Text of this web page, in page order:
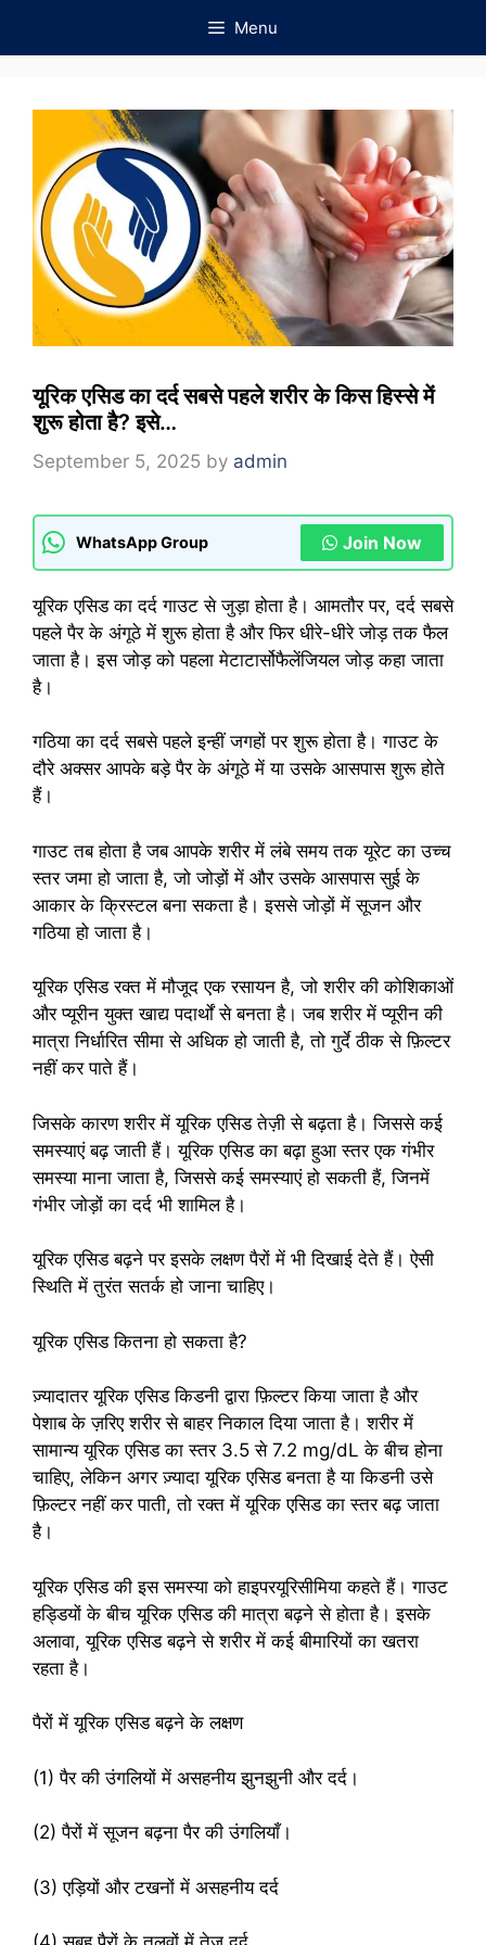
Menu
यूरिक एसिड का दर्द सबसे पहले शरीर के किस हिस्से में
शुरू होता है? इसे…
September 5, 2025 by admin
WhatsApp Group Join Now
यूरिक एसिड का दर्द गाउट से जुड़ा होता है। आमतौर पर, दर्द सबसे
पहले पैर के अंगूठे में शुरू होता है और फिर धीरे-धीरे जोड़ तक फैल
जाता है। इस जोड़ को पहला मेटाटार्सोफैलेंजियल जोड़ कहा जाता
है।
गठिया का दर्द सबसे पहले इन्हीं जगहों पर शुरू होता है। गाउट के
दौरे अक्सर आपके बड़े पैर के अंगूठे में या उसके आसपास शुरू होते
हैं।
गाउट तब होता है जब आपके शरीर में लंबे समय तक यूरेट का उच्च
स्तर जमा हो जाता है, जो जोड़ों में और उसके आसपास सुई के
आकार के क्रिस्टल बना सकता है। इससे जोड़ों में सूजन और
गठिया हो जाता है।
यूरिक एसिड रक्त में मौजूद एक रसायन है, जो शरीर की कोशिकाओं
और प्यूरीन युक्त खाद्य पदार्थों से बनता है। जब शरीर में प्यूरीन की
मात्रा निर्धारित सीमा से अधिक हो जाती है, तो गुर्दे ठीक से फ़िल्टर
नहीं कर पाते हैं।
जिसके कारण शरीर में यूरिक एसिड तेज़ी से बढ़ता है। जिससे कई
समस्याएं बढ़ जाती हैं। यूरिक एसिड का बढ़ा हुआ स्तर एक गंभीर
समस्या माना जाता है, जिससे कई समस्याएं हो सकती हैं, जिनमें
गंभीर जोड़ों का दर्द भी शामिल है।
यूरिक एसिड बढ़ने पर इसके लक्षण पैरों में भी दिखाई देते हैं। ऐसी
स्थिति में तुरंत सतर्क हो जाना चाहिए।
यूरिक एसिड कितना हो सकता है?
ज़्यादातर यूरिक एसिड किडनी द्वारा फ़िल्टर किया जाता है और
पेशाब के ज़रिए शरीर से बाहर निकाल दिया जाता है। शरीर में
सामान्य यूरिक एसिड का स्तर 3.5 से 7.2 mg/dL के बीच होना
चाहिए, लेकिन अगर ज़्यादा यूरिक एसिड बनता है या किडनी उसे
फ़िल्टर नहीं कर पाती, तो रक्त में यूरिक एसिड का स्तर बढ़ जाता
है।
यूरिक एसिड की इस समस्या को हाइपरयूरिसीमिया कहते हैं। गाउट
हड्डियों के बीच यूरिक एसिड की मात्रा बढ़ने से होता है। इसके
अलावा, यूरिक एसिड बढ़ने से शरीर में कई बीमारियों का खतरा
रहता है।
पैरों में यूरिक एसिड बढ़ने के लक्षण
(1) पैर की उंगलियों में असहनीय झुनझुनी और दर्द।
(2) पैरों में सूजन बढ़ना पैर की उंगलियाँ।
(3) एड़ियों और टखनों में असहनीय दर्द